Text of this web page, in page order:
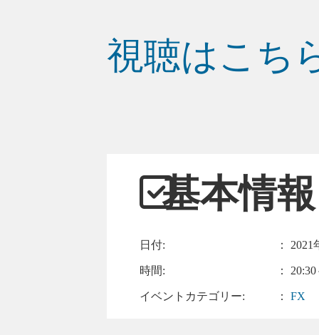
視聴はこち
基本情報
日付: ： 2021
時間: ：
イベントカテゴリー: ：FX